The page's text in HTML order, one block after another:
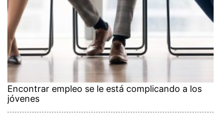
Encontrar empleo se le está complicando a los
jóvenes